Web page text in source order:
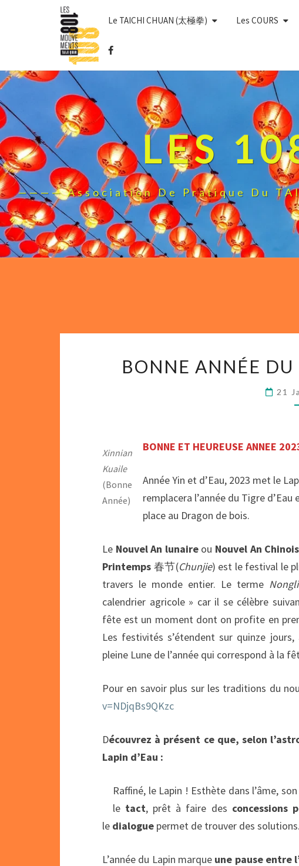
Le TAICHI CHUAN (太極拳) Les COURS
LES
———— Association De Pratique Du
BONNE ANNÉE DU
21
Xinnian
Kuaile
(Bonne
Année)
BONNE ET HEUREUSE ANNEE
Année Yin et d’Eau, 2023 met le
remplacera l’année du Tigre
place au Dragon de bois.
Le Nouvel An lunaireou Nouvel An Chinois
Printemps 春节(Chunjie) est le festival le
travers le monde entier. Le termeNongli
calendrier agricole » car il se célèbre
fête est un moment dont on profite en
Les festivités s’étendent sur quinze
pleine Lune de l’année qui correspond à la
Pour en savoir plus sur les traditions du
v=NDjqBs9QKzc
Découvrez à présent ce que, selon
Lapin d’Eau :
Raffiné, le Lapin ! Esthète dans l’âme, son
le tact, prêt à faire des concessions
le dialogue permet de trouver des solutions.
L’année du Lapin marqueune pause entre